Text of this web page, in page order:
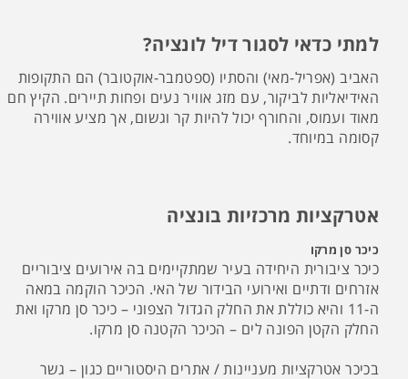
למתי כדאי לסגור דיל לונציה?
האביב (אפריל-מאי) והסתיו (ספטמבר-אוקטובר) הם התקופות
האידיאליות לביקור, עם מזג אוויר נעים ופחות תיירים. הקיץ חם
מאוד ועמוס, והחורף יכול להיות קר וגשום, אך מציע אווירה
קסומה במיוחד.
אטרקציות מרכזיות בונציה
כיכר סן מרקו
כיכר ציבורית היחידה בעיר שמתקיימים בה אירועים ציבוריים
אזרחים ודתיים ואירועי הבידור של האי. הכיכר הוקמה במאה
ה-11 והיא כוללת את החלק הגדול הצפוני – כיכר סן מרקו ואת
החלק הקטן הפונה לים – הכיכר הקטנה סן מרקו.
בכיכר אטרקציות מעניינות / אתרים היסטוריים כגון – גשר